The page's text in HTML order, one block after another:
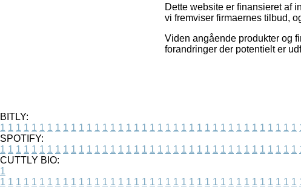
Dette website er finansieret af
vi fremviser firmaernes tilbud,
Viden angående produkter og
forandringer der potentielt er
BITLY:
1 1 1 1 1 1 1 1 1 1 1 1 1 1 1 1 1 1 1 1 1 1 1 1 1 1 1 1 1 1 1 1 1 1 1 1 1 1
SPOTIFY:
1 1 1 1 1 1 1 1 1 1 1 1 1 1 1 1 1 1 1 1 1 1 1 1 1 1 1 1 1 1 1 1 1 1 1 1 1 1
CUTTLY BIO:
1
1 1 1 1 1 1 1 1 1 1 1 1 1 1 1 1 1 1 1 1 1 1 1 1 1 1 1 1 1 1 1 1 1 1 1 1 1 1